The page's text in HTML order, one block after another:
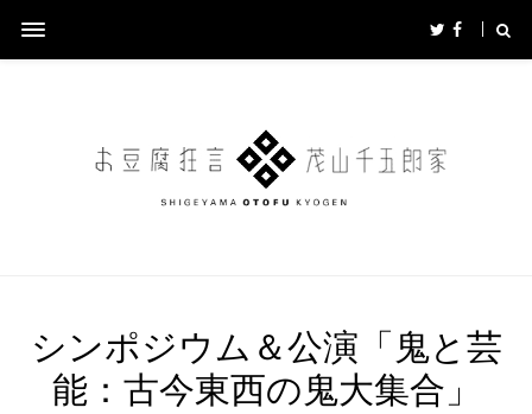
シンポジウム＆公演「鬼と芸
能：古今東西の鬼大集合」